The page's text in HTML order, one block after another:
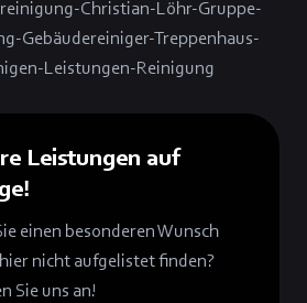
Leistungen auf
einen besonderen Wunsch
nicht aufgelistet finden?
Sie uns an!